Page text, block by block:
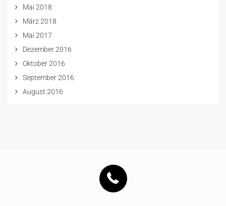
Mai 2018
März 2018
Mai 2017
Dezember 2016
Oktober 2016
September 2016
August 2016